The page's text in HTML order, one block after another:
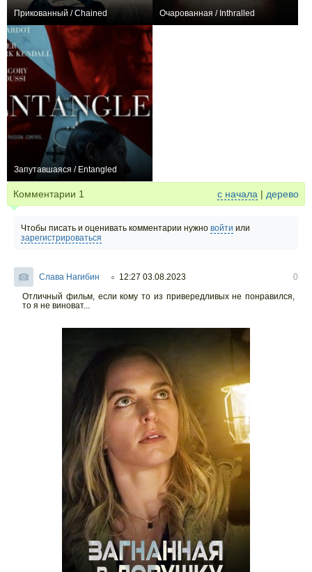
Прикованный / Chained Очарованная / Inthralled
Запутавшаяся / Entangled
Комментарии 1 с начала | дерево
Чтобы писать и оценивать комментарии нужно войти или
зарегистрироваться
Слава Нагибин ○ 12:27 03.08.2023
0
Отличный фильм, если кому то из привередливых не понравился,
то я не виноват...